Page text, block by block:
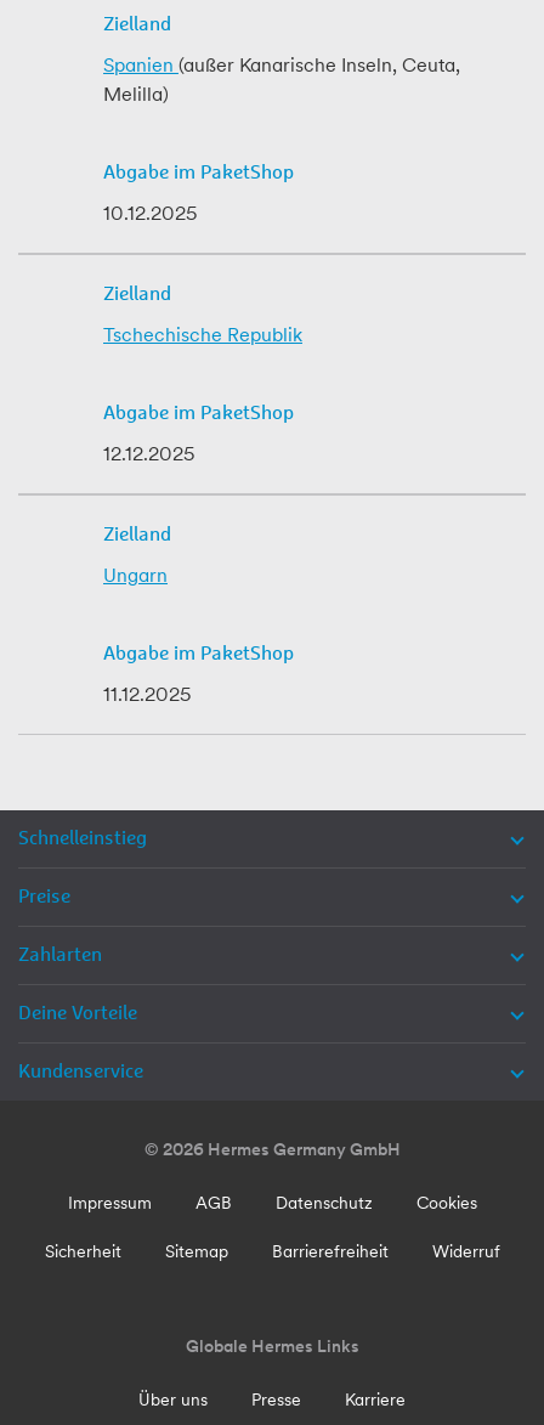
Spanien (außer Kanarische Inseln, Ceuta,
Melilla)
10.12.2025
Tschechische Republik
12.12.2025
Ungarn
11.12.2025
Schnelleinstieg
Preise
Zahlarten
Deine Vorteile
Kundenservice
© 2026 Hermes Germany GmbH
Impressum AGB Datenschutz Cookies
Sicherheit Sitemap Barrierefreiheit Widerruf
Globale Hermes Links
Über uns Presse Karriere